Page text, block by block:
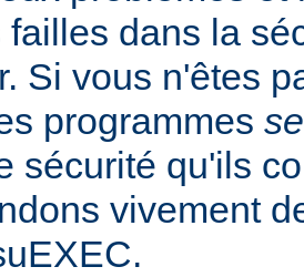
failles dans la
Si vous n'êtes
programmes
sécurité qu'ils
vivement